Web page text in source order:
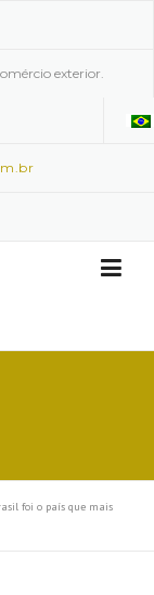
exterior.
foi o país que mais